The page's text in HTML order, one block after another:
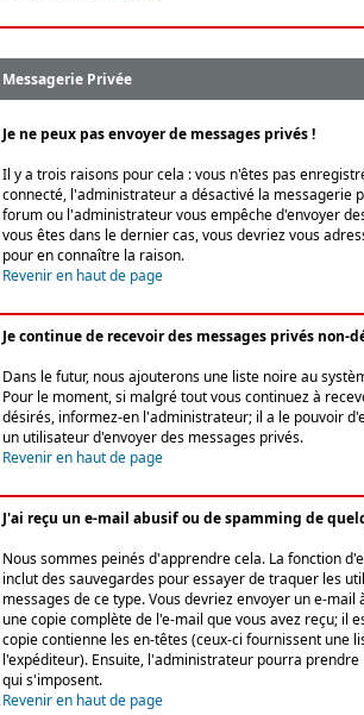
Messagerie Privée
Je ne peux pas envoyer de messages privés !
Il y a trois raisons pour cela : vous n'êtes pas
connecté, l'administrateur a désactivé la messagerie
forum ou l'administrateur vous empêche d'envoyer
vous êtes dans le dernier cas, vous devriez vous
pour en connaître la raison.
Revenir en haut de page
Je continue de recevoir des messages privés non-
Dans le futur, nous ajouterons une liste noire au
Pour le moment, si malgré tout vous continuez à
désirés, informez-en l'administrateur; il a le pouvoir
un utilisateur d'envoyer des messages privés.
Revenir en haut de page
J'ai reçu un e-mail abusif ou de spamming de
Nous sommes peinés d'apprendre cela. La fonction
inclut des sauvegardes pour essayer de traquer les
messages de ce type. Vous devriez envoyer un e-
une copie complète de l'e-mail que vous avez reçu; il
copie contienne les en-têtes (ceux-ci fournissent une
l'expéditeur). Ensuite, l'administrateur pourra
qui s'imposent.
Revenir en haut de page